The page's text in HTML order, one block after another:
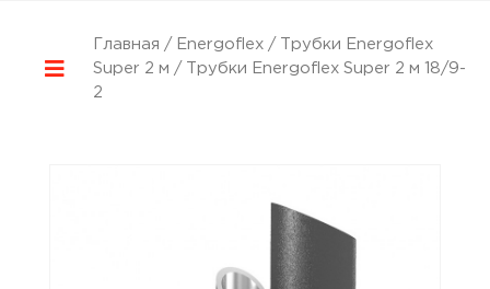
Главная / Energoflex/
Трубки Energoflex
Super 2 м / Трубки Energoflex Super 2 м 18/9-
2